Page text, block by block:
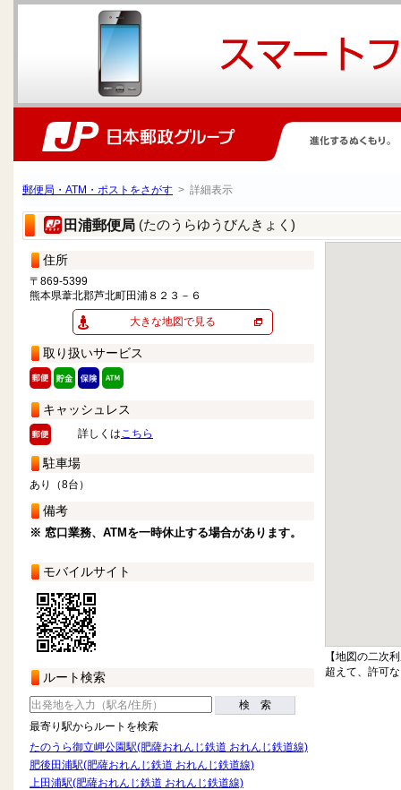
郵便局・ATM・ポストをさがす > 詳細表示
田浦郵便局 (たのうらゆうびんきょく)
住所
〒869-5399
熊本県葦北郡芦北町田浦８２３－６
大きな地図で見る
取り扱いサービス
キャッシュレス
詳しくはこちら
駐車場
あり（8台）
備考
※ 窓口業務、ATMを一時休止する場合があります。
モバイルサイト
ルート検索
検 索
最寄り駅からルートを検索
たのうら御立岬公園駅(肥薩おれんじ鉄道 おれんじ鉄道線)
肥後田浦駅(肥薩おれんじ鉄道 おれんじ鉄道線)
上田浦駅(肥薩おれんじ鉄道 おれんじ鉄道線)
【地図の二次
超えて、許可